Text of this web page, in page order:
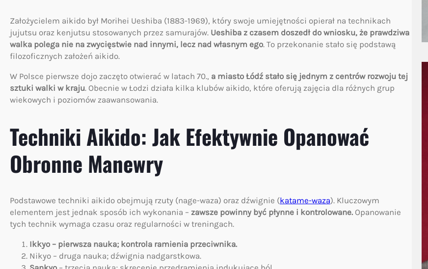
Założycielem aikido był Morihei Ueshiba (1883-1969), który swoje umiejętności opierał na technikach
jujutsu oraz kenjutsu stosowanych przez samurajów. Ueshiba z czasem doszedł do wniosku, że prawdziwa
walka polega nie na zwycięstwie nad innymi, lecz nad własnym ego. To przekonanie stało się podstawą
filozoficznych założeń aikido.
W Polsce pierwsze dojo zaczęto otwierać w latach 70., a miasto Łódź stało się jednym z centrów rozwoju tej
sztuki walki w kraju. Obecnie w Łodzi działa kilka klubów aikido, które oferują zajęcia dla różnych grup
wiekowych i poziomów zaawansowania.
Techniki Aikido: Jak Efektywnie Opanować
Obronne Manewry
Podstawowe techniki aikido obejmują rzuty (nage-waza) oraz dźwignie (katame-waza). Kluczowym
elementem jest jednak sposób ich wykonania – zawsze powinny być płynne i kontrolowane. Opanowanie
tych technik wymaga czasu oraz regularności w treningach.
Ikkyo – pierwsza nauka; kontrola ramienia przeciwnika.
Nikyo – druga nauka; dźwignia nadgarstkowa.